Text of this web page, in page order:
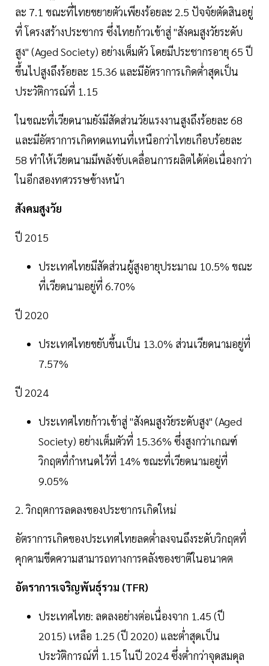
ละ 7.1 ขณะที่ไทยขยายตัวเพียงร้อยละ 2.5 ปัจจัยตัดสินอยู่
ที่ โครงสร้างประชากร ซึ่งไทยก้าวเข้าสู่ "สังคมสูงวัยระดับ
สูง" (Aged Society) อย่างเต็มตัว โดยมีประชากรอายุ 65 ปี
ขึ้นไปสูงถึงร้อยละ 15.36 และมีอัตราการเกิดต่ำสุดเป็น
ประวัติการณ์ที่ 1.15
ในขณะที่เวียดนามยังมีสัดส่วนวัยแรงงานสูงถึงร้อยละ 68
และมีอัตราการเกิดทดแทนที่เหนือกว่าไทยเกือบร้อยละ
58 ทำให้เวียดนามมีพลังขับเคลื่อนการผลิตได้ต่อเนื่องกว่า
ในอีกสองทศวรรษข้างหน้า
สังคมสูงวัย
ปี 2015
ประเทศไทยมีสัดส่วนผู้สูงอายุประมาณ 10.5% ขณะ
ที่เวียดนามอยู่ที่ 6.70%
ปี 2020
ประเทศไทยขยับขึ้นเป็น 13.0% ส่วนเวียดนามอยู่ที่
7.57%
ปี 2024
ประเทศไทยก้าวเข้าสู่ "สังคมสูงวัยระดับสูง" (Aged
Society) อย่างเต็มตัวที่ 15.36% ซึ่งสูงกว่าเกณฑ์
วิกฤตที่กำหนดไว้ที่ 14% ขณะที่เวียดนามอยู่ที่
9.05%
2. วิกฤตการลดลงของประชากรเกิดใหม่
อัตราการเกิดของประเทศไทยลดต่ำลงจนถึงระดับวิกฤตที่
คุกคามขีดความสามารถทางการคลังของชาติในอนาคต
อัตราการเจริญพันธุ์รวม (TFR)
ประเทศไทย: ลดลงอย่างต่อเนื่องจาก 1.45 (ปี
2015) เหลือ 1.25 (ปี 2020) และต่ำสุดเป็น
ประวัติการณ์ที่ 1.15 ในปี 2024 ซึ่งต่ำกว่าจุดสมดุล